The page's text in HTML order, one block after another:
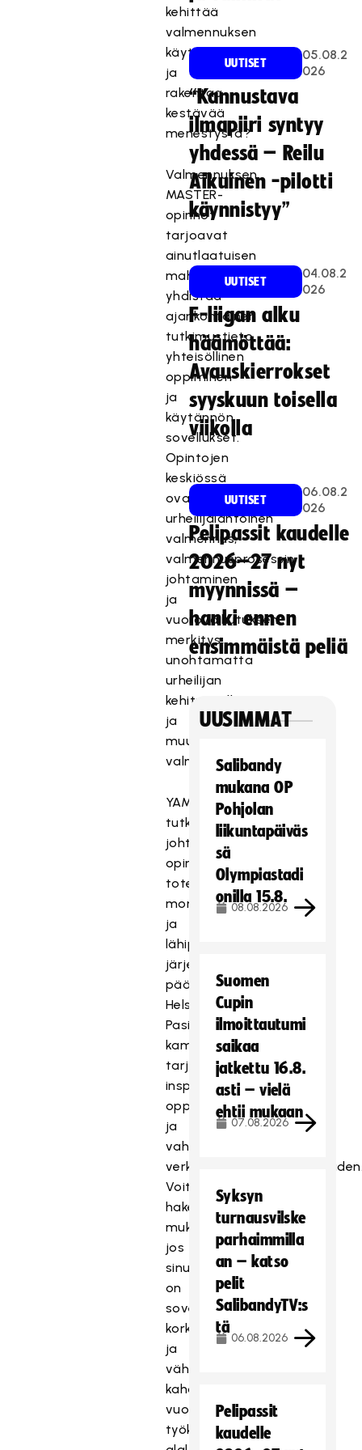
kehittää
valmennuksen
käytäntöjä
ja
rakentaa
kestävää
menestystä?
Valmennuksen
MASTER-
opinnot
tarjoavat
ainutlaatuisen
mahdollisuuden
yhdistää
ajankohtainen
tutkimustieto,
yhteisöllinen
oppiminen
ja
käytännön
sovellukset.
Opintojen
keskiössä
ovat
urheilijalähtöinen
valmennus,
valmennusprosessin
johtaminen
ja
vuorovaikutuksen
merkitys,
unohtamatta
urheilijan
kehityspolkuja
ja
muuttuvaa
valmennusympäristöä.
YAMK-
tutkintoon
johtavat
opinnot
toteutetaan
monimuotoisesti,
ja
lähipäivät
järjestetään
pääosin
Helsingissä
Pasilan
kampuksella,
tarjoten
inspiroivan
oppimisympäristön
ja
vahvan
Voit
hakea
mukaan,
jos
sinulla
on
soveltuva
korkeakoulututkinto
ja
vähintään
kahden
vuoden
työkokemus
UUTISET
05.08.2
026
“Kannustava
ilmapiiri syntyy
yhdessä – Reilu
Aikuinen -pilotti
käynnistyy”
UUTISET
04.08.2
026
F-liigan alku
häämöttää:
Avauskierrokset
syyskuun toisella
viikolla
UUTISET
06.08.2
026
Pelipassit kaudelle
2026–27 nyt
myynnissä –
hanki ennen
ensimmäistä peliä
UUSIMMAT
Salibandy
mukana OP
Pohjolan
liikuntapäiväs
sä
Olympiastadi
onilla 15.8.
08.08.2026
Suomen
Cupin
ilmoittautumi
saikaa
jatkettu 16.8.
asti – vielä
ehtii mukaan
07.08.2026
Syksyn
turnausvilske
parhaimmilla
an – katso
pelit
SalibandyTV:s
tä
06.08.2026
Pelipassit
kaudelle